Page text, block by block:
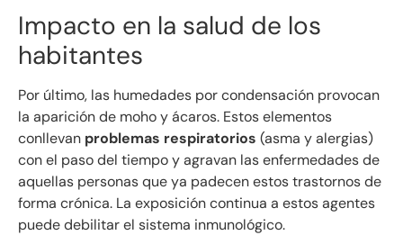
Impacto en la salud de los
habitantes
Por último, las humedades por condensación provocan
la aparición de moho y ácaros. Estos elementos
conllevan problemas respiratorios (asma y alergias)
con el paso del tiempo y agravan las enfermedades de
aquellas personas que ya padecen estos trastornos de
forma crónica. La exposición continua a estos agentes
puede debilitar el sistema inmunológico.